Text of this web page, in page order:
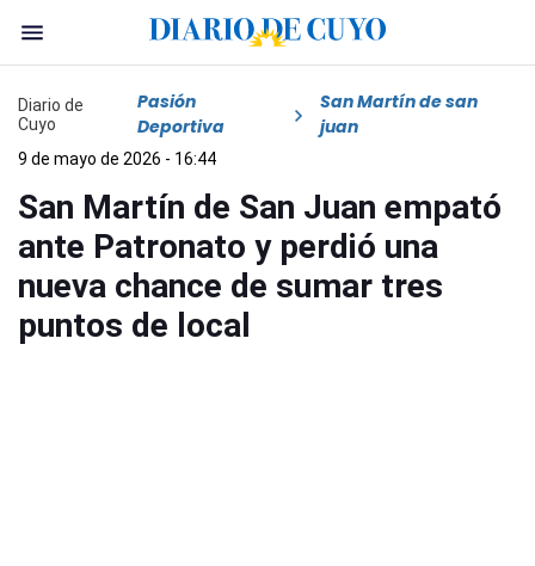
Diario de
Cuyo
Pasión
Deportiva
San Martín de san
juan
9 de mayo de 2026 - 16:44
San Martín de San Juan empató
ante Patronato y perdió una
nueva chance de sumar tres
puntos de local